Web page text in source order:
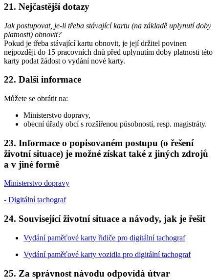
21. Nejčastější dotazy
Jak postupovat, je-li třeba stávající kartu (na základě uplynutí doby
platnosti) obnovit?
Pokud je třeba stávající kartu obnovit, je její držitel povinen
nejpozději do 15 pracovních dnů před uplynutím doby platnosti této
karty podat žádost o vydání nové karty.
22. Další informace
Můžete se obrátit na:
Ministerstvo dopravy,
obecní úřady obcí s rozšířenou působností, resp. magistráty.
23. Informace o popisovaném postupu (o řešení
životní situace) je možné získat také z jiných zdrojů
a v jiné formě
Ministerstvo dopravy
- Digitální tachograf
24. Související životní situace a návody, jak je řešit
Vydání paměťové karty řidiče pro digitální tachograf
Vydání paměťové karty vozidla pro digitální tachograf
25. Za správnost návodu odpovídá útvar